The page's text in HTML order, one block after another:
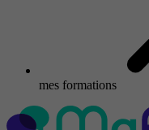
mes formations